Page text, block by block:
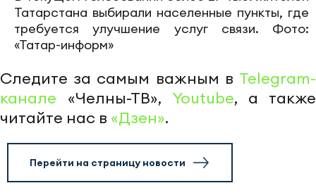
Татарстана выбирали населенные пункты, где
требуется улучшение услуг связи. Фото:
«Татар-информ»
Следите за самым важным в Telegram-
канале «Челны-ТВ», Youtube, а также
читайте нас в «Дзен».
Перейти на страницу новости